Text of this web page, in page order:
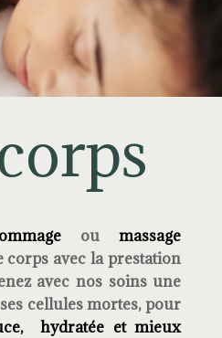
oumassage
corps avec la prestation
avec nos soins une
cellules mortes, pour
hydratée et mieux